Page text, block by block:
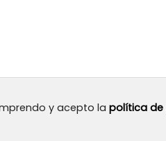
y acepto la política de